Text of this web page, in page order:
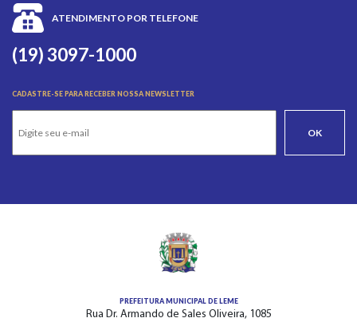
ATENDIMENTO POR TELEFONE
(19) 3097-1000
CADASTRE-SE PARA RECEBER NOSSA NEWSLETTER
OK
PREFEITURA MUNICIPAL DE LEME
Rua Dr. Armando de Sales Oliveira, 1085